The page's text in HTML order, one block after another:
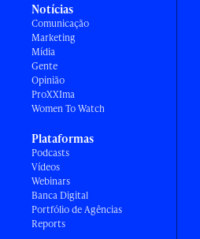
Notícias
Comunicação
Marketing
Mídia
Gente
Opinião
ProXXIma
Women To Watch
Plataformas
Podcasts
Vídeos
Webinars
Banca Digital
Portfólio de Agências
Reports